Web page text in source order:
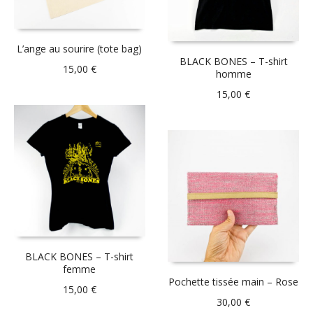
L’ange au sourire (tote bag)
15,00 €
BLACK BONES – T-shirt
homme
15,00€
BLACK BONES – T-shirt
femme
15,00 €
Pochette tissée main – Rose
30,00€